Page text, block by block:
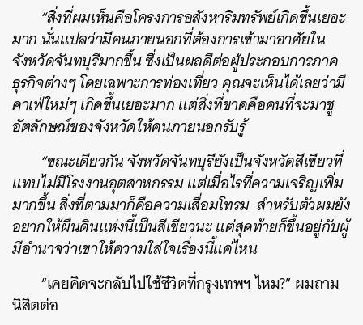
“สิ่งที่ผมเห็นคือโครงการอสังหาริมทรัพย์เกิดขึ้นเยอะ
มาก นั่นแปลว่ามีคนภายนอกที่ต้องการเข้ามาอาศัยใน
จังหวัดจันทบุรีมากขึ้น ซึ่งเป็นผลดีต่อผู้ประกอบการภาค
ธุรกิจต่างๆ โดยเฉพาะการท่องเที่ยว คุณจะเห็นได้เลยว่ามี
คาเฟ่ใหม่ๆ เกิดขึ้นเยอะมาก แต่สิ่งที่ขาดคือคนที่จะมาชู
อัตลักษณ์ของจังหวัดให้คนภายนอกรับรู้
“ขณะเดียวกัน จังหวัดจันทบุรียังเป็นจังหวัดสีเขียวที่
แทบไม่มีโรงงานอุตสาหกรรม แต่เมื่อไรที่ความเจริญเพิ่ม
มากขึ้น สิ่งที่ตามมาก็คือความเสื่อมโทรม สำหรับตัวผมยัง
อยากให้ผืนดินแห่งนี้เป็นสีเขียวนะ แต่สุดท้ายก็ขึ้นอยู่กับผู้
มีอำนาจว่าเขาให้ความใส่ใจเรื่องนี้แค่ไหน
“เคยคิดจะกลับไปใช้ชีวิตที่กรุงเทพฯ ไหม?” ผมถาม
นิสิตต่อ